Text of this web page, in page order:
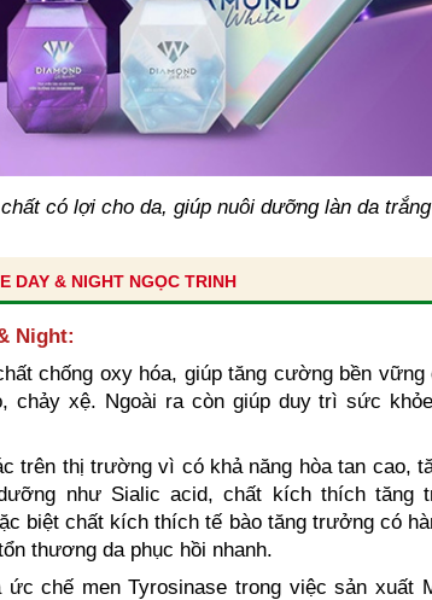
có lợi cho da, giúp nuôi dưỡng làn da
DAY & NIGHT NGỌC TRINH
Night:
chống oxy hóa, giúp tăng cường bền vững
chảy xệ. Ngoài ra còn giúp duy trì sức
trên thị trường vì có khả năng hòa tan cao,
như Sialic acid, chất kích thích tăng
biệt chất kích thích tế bào tăng trưởng có
thương da phục hồi nhanh.
ức chế men Tyrosinase trong việc sản xuất